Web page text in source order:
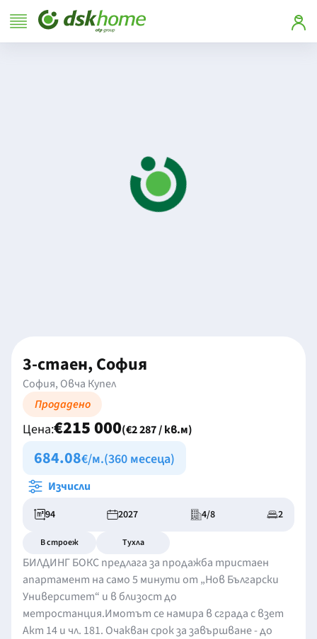
3-стаен, София
София, Овча Купел
Продадено
Цена:€215 000(€2 287 / кв.м)
684.08€/м.(360 месеца)
Изчисли
94 2027 4/8 2
В строеж Тухла
БИЛДИНГ БОКС предлага за продажба тристаен
апартамент на само 5 минути от „Нов Български
Университет“ и в близост до
метростанция.Имотът се намира в сграда с взет
Акт 14 и чл. 181. Очакван срок за завършване - до